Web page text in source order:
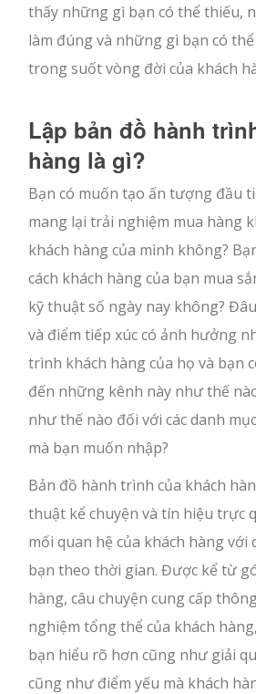
thấy những gì bạn có thể thiếu,
làm đúng và những gì bạn có
trong suốt vòng đời của khách
Lập bản đồ hành
hàng là gì?
Bạn có muốn tạo ấn tượng đầu
mang lại trải nghiệm mua hàng
khách hàng của mình không?
cách khách hàng của bạn mua
kỹ thuật số ngày nay không?
và điểm tiếp xúc có ảnh hưởng
trình khách hàng của họ và bạn
đến những kênh này như thế
như thế nào đối với các danh
mà bạn muốn nhập?
Bản đồ hành trình của khách
thuật kể chuyện và tín hiệu trực
mối quan hệ của khách hàng với
bạn theo thời gian. Được kể từ
hàng, câu chuyện cung cấp
nghiệm tổng thể của khách
bạn hiểu rõ hơn cũng như giải
cũng như điểm yếu mà khách